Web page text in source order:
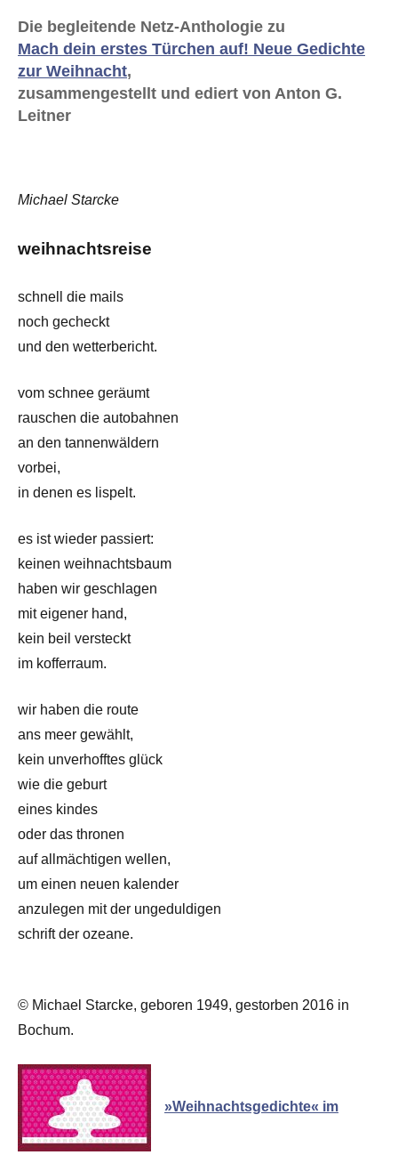
Die begleitende Netz-Anthologie zu
Mach dein erstes Türchen auf! Neue Gedichte
zur Weihnacht,
zusammengestellt und ediert von Anton G.
Leitner
Michael Starcke
weihnachtsreise
schnell die mails
noch gecheckt
und den wetterbericht.
vom schnee geräumt
rauschen die autobahnen
an den tannenwäldern
vorbei,
in denen es lispelt.
es ist wieder passiert:
keinen weihnachtsbaum
haben wir geschlagen
mit eigener hand,
kein beil versteckt
im kofferraum.
wir haben die route
ans meer gewählt,
kein unverhofftes glück
wie die geburt
eines kindes
oder das thronen
auf allmächtigen wellen,
um einen neuen kalender
anzulegen mit der ungeduldigen
schrift der ozeane.
© Michael Starcke, geboren 1949, gestorben 2016 in
Bochum.
»Weihnachtsgedichte« im